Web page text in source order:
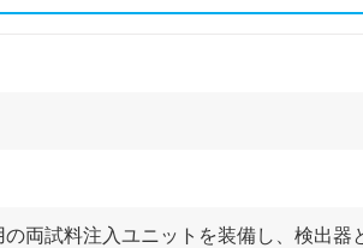
両試料注入ユニットを装備し、検出器